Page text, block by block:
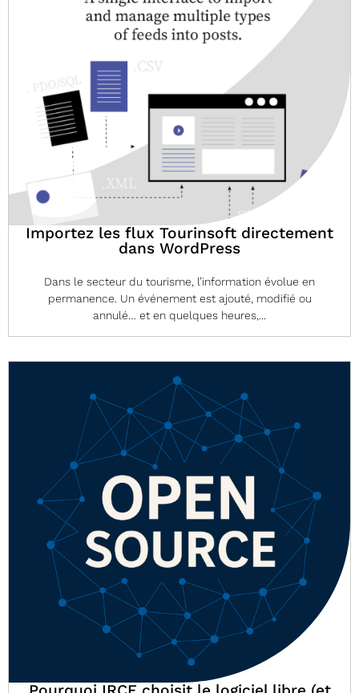
Importez les flux Tourinsoft directement
dans WordPress
Dans le secteur du tourisme, l’information évolue en
permanence. Un événement est ajouté, modifié ou
annulé… et en quelques heures,...